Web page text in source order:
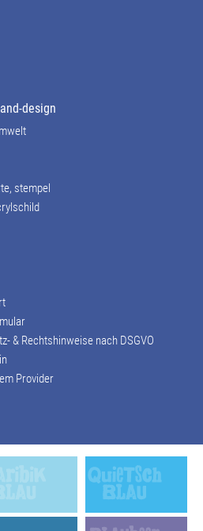
design
stempel
& Rechtshinweise nach DSGVO
Provider